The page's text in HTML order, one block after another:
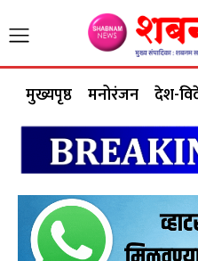
मुख्यपृष्ठ मनोरंजन देश-